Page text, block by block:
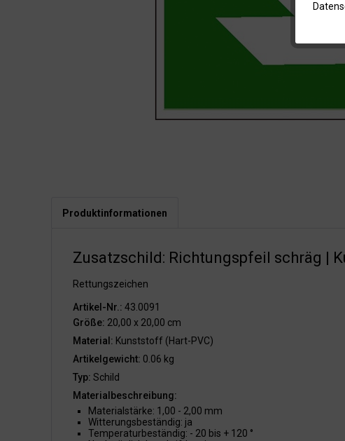
Produktinformationen
Zusatzschild: Richtungspfeil schräg |
Rettungszeichen
Artikel-Nr.: 43.0091
Größe: 20,00 x 20,00 cm
Material: Kunststoff (Hart-PVC)
Artikelgewicht: 0.06 kg
Typ: Schild
Materialbeschreibung:
Materialstärke: 1,00 - 2,00 mm
Witterungsbeständig: ja
Temperaturbeständig: - 20 bis + 120 °